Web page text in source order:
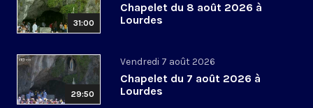
31:00
Chapelet du 8 août 2026 à
Lourdes
29:50
Vendredi 7 août 2026
Chapelet du 7 août 2026 à
Lourdes